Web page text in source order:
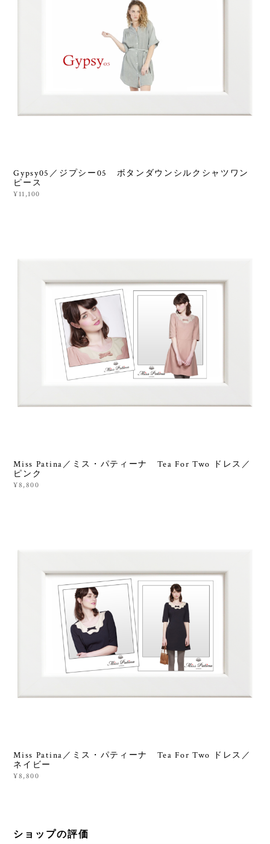
Gypsy05／ジプシー05 ボタンダウンシルクシャツワン
ピース
¥11,100
Miss Patina／ミス・パティーナ Tea For Two ドレス／
ピンク
¥8,800
Miss Patina／ミス・パティーナ Tea For Two ドレス／
ネイビー
¥8,800
ショップの評価